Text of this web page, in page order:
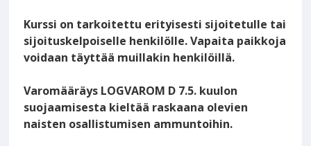
Kurssi on tarkoitettu erityisesti sijoitetulle tai
sijoituskelpoiselle henkilölle. Vapaita paikkoja
voidaan täyttää muillakin henkilöillä.
Varomääräys LOGVAROM D 7.5. kuulon
suojaamisesta kieltää raskaana olevien
naisten osallistumisen ammuntoihin.